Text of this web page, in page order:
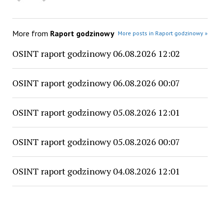
More from Raport godzinowy More posts in Raport godzinowy »
OSINT raport godzinowy 06.08.2026 12:02
OSINT raport godzinowy 06.08.2026 00:07
OSINT raport godzinowy 05.08.2026 12:01
OSINT raport godzinowy 05.08.2026 00:07
OSINT raport godzinowy 04.08.2026 12:01